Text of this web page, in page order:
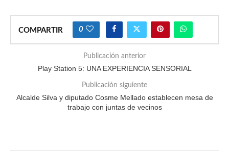
COMPARTIR 0
Publicación anterior
Play Station 5: UNA EXPERIENCIA SENSORIAL
Publicación siguiente
Alcalde Silva y diputado Cosme Mellado establecen mesa de
trabajo con juntas de vecinos